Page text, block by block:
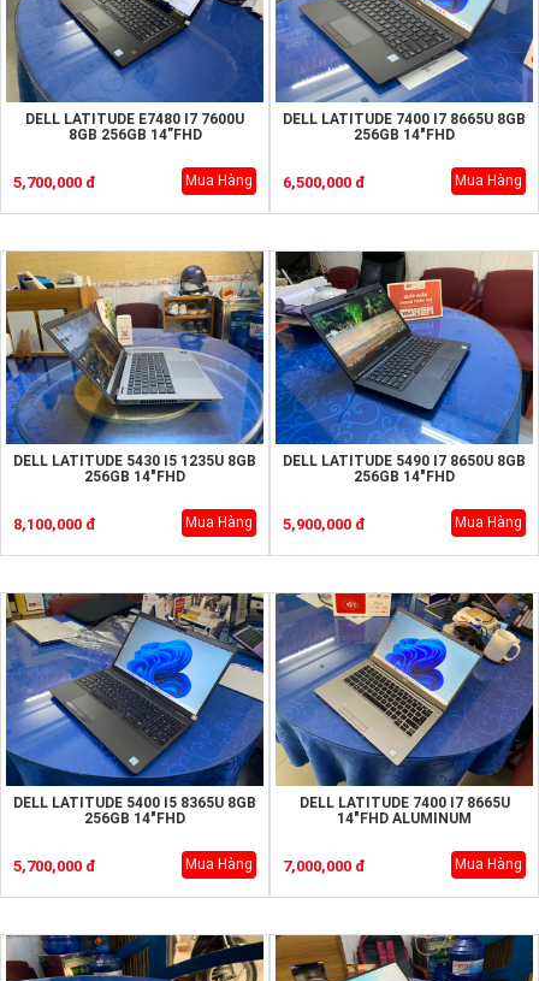
DELL LATITUDE E7480 I7 7600U
8GB 256GB 14”FHD
5,700,000 đ Mua Hàng
DELL LATITUDE 7400 I7 8665U 8GB
256GB 14"FHD
6,500,000 đ Mua Hàng
DELL LATITUDE 5430 I5 1235U 8GB
256GB 14"FHD
8,100,000 đ Mua Hàng
DELL LATITUDE 5490 I7 8650U 8GB
256GB 14"FHD
5,900,000 đ Mua Hàng
DELL LATITUDE 5400 I5 8365U 8GB
256GB 14"FHD
5,700,000 đ Mua Hàng
DELL LATITUDE 7400 I7 8665U
14"FHD ALUMINUM
7,000,000 đ Mua Hàng